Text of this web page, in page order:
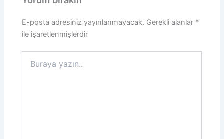
E-posta adresiniz yayınlanmayacak. Gerekli alanlar *
ile işaretlenmişlerdir
yazın..